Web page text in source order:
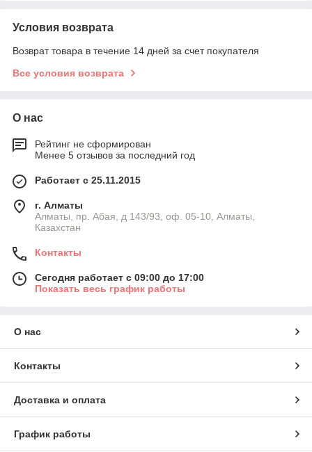
Условия возврата
Возврат товара в течение 14 дней за счет покупателя
Все условия возврата
О нас
Рейтинг не сформирован
Менее 5 отзывов за последний год
Работает с 25.11.2015
г. Алматы
Алматы, пр. Абая, д 143/93, оф. 05-10, Алматы,
Казахстан
Контакты
Сегодня работает с 09:00 до 17:00
Показать весь график работы
О нас
Контакты
Доставка и оплата
График работы